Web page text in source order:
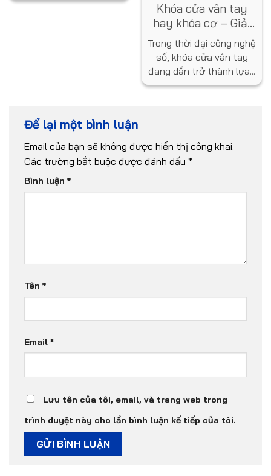
Khóa cửa vân tay
hay khóa cơ – Giải
pháp nào tốt hơn
cho ngôi nhà bạn?
Trong thời đại công nghệ
số, khóa cửa vân tay
đang dần trở thành lựa...
Để lại một bình luận
Email của bạn sẽ không được hiển thị công khai.
Các trường bắt buộc được đánh dấu *
Bình luận *
Tên *
Email *
Lưu tên của tôi, email, và trang web trong
trình duyệt này cho lần bình luận kế tiếp của tôi.